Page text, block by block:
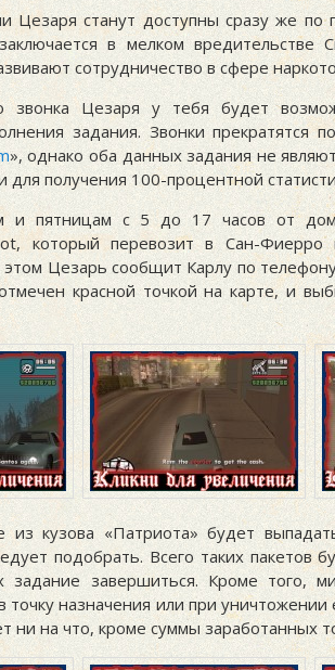
Цезаря станут доступны сразу же
в мелком вредительстве
сотрудничество в сфере
звонка Цезаря у тебя будет
задания. Звонки прекратятся
», однако оба данных задания не
получения 100-процентной
и пятницам с 5 до 17 часов от
который перевозит в Сан-
Цезарь сообщит Карлу по
красной точкой на карте, и
кузова «Патриота» будет
подобрать. Всего таких пакетов
задание завершиться. Кроме того,
точку назначения или при
ни на что, кроме суммы заработанных